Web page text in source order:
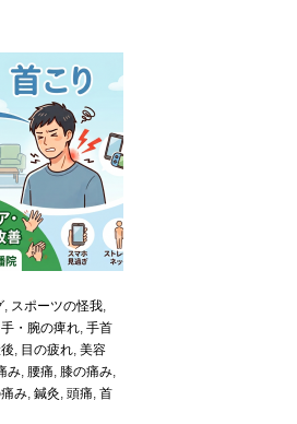
, スポーツの怪我,
手・腕の痺れ, 手首
, 目の疲れ, 美容
み, 腰痛, 膝の痛み,
み, 鍼灸, 頭痛, 首